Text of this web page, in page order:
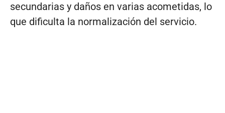
secundarias y daños en varias acometidas, lo
que dificulta la normalización del servicio.